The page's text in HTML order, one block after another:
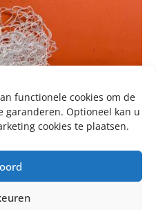
functionele cookies om de
garanderen. Optioneel kan u
cookies te plaatsen.